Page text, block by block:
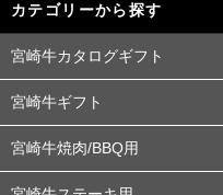
カテゴリーから探す
宮崎牛カタログギフト
宮崎牛ギフト
宮崎牛焼肉/BBQ用